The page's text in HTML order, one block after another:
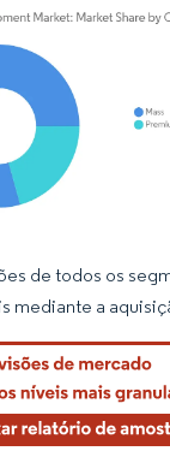
O reuso requer
de todos os
mediante a